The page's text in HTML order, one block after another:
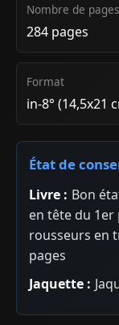
Nombre de pages
284 pages
Format
in-8° (14,5x21
État de
Livre : Bon
en tête du
rousseurs en
pages
Jaquette :